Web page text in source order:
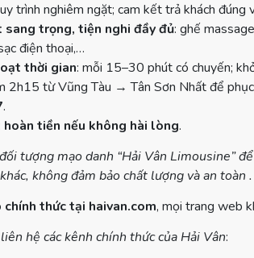
trình nghiêm ngặt; cam kết trả khách đúng
sang trọng, tiện nghi đầy đủ: ghế
điện thoại,…
thời gian: mỗi 15–30 phút có chuyến;
2h15 từ Vũng Tàu → Tân Sơn Nhất để
.
hoàn tiền nếu không hài lòng.
tượng mạo danh “Hải Vân Limousine”
không đảm bảo chất lượng và an toàn .
thức tại haivan.com, mọi trang web
hệ các kênh chính thức của Hải Vân: